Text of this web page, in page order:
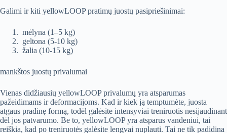
Galimi ir kiti yellowLOOP pratimų juostų pasipriešinimai:
mėlyna (1–5 kg)
geltona (5-10 kg)
žalia (10-15 kg)
mankštos juostų privalumai
Vienas didžiausių yellowLOOP privalumų yra atsparumas
pažeidimams ir deformacijoms. Kad ir kiek ją temptumėte, juosta
atgaus pradinę formą, todėl galėsite intensyviai treniruotis nesijaudinant
dėl ​​jos patvarumo. Be to, yellowLOOP yra atsparus vandeniui, tai
reiškia, kad po treniruotės galėsite lengvai nuplauti. Tai ne tik padidina